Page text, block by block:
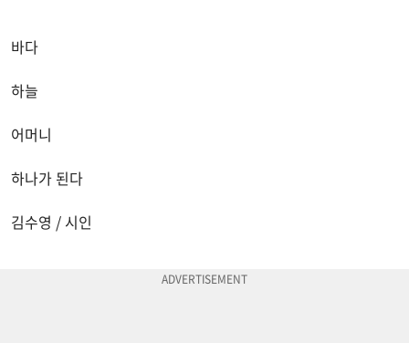
바다
하늘
어머니
하나가 된다
김수영 / 시인